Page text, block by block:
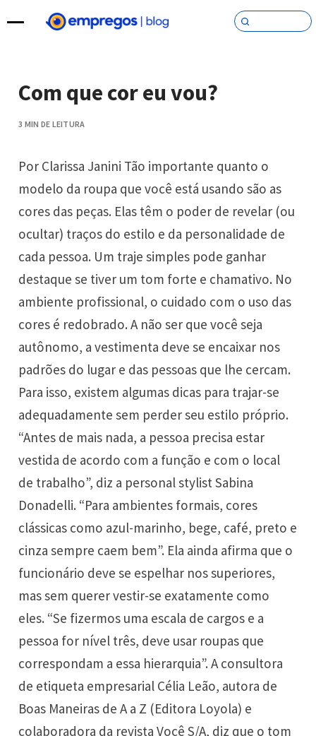
Pular para o conteúdo
Com que cor eu vou?
3 MIN DE LEITURA
Por Clarissa Janini Tão importante quanto o
modelo da roupa que você está usando são as
cores das peças. Elas têm o poder de revelar (ou
ocultar) traços do estilo e da personalidade de
cada pessoa. Um traje simples pode ganhar
destaque se tiver um tom forte e chamativo. No
ambiente profissional, o cuidado com o uso das
cores é redobrado. A não ser que você seja
autônomo, a vestimenta deve se encaixar nos
padrões do lugar e das pessoas que lhe cercam.
Para isso, existem algumas dicas para trajar-se
adequadamente sem perder seu estilo próprio.
“Antes de mais nada, a pessoa precisa estar
vestida de acordo com a função e com o local
de trabalho”, diz a personal stylist Sabina
Donadelli. “Para ambientes formais, cores
clássicas como azul-marinho, bege, café, preto e
cinza sempre caem bem”. Ela ainda afirma que o
funcionário deve se espelhar nos superiores,
mas sem querer vestir-se exatamente como
eles. “Se fizermos uma escala de cargos e a
pessoa for nível três, deve usar roupas que
correspondam a essa hierarquia”. A consultora
de etiqueta empresarial Célia Leão, autora de
Boas Maneiras de A a Z (Editora Loyola) e
colaboradora da revista Você S/A, diz que o tom